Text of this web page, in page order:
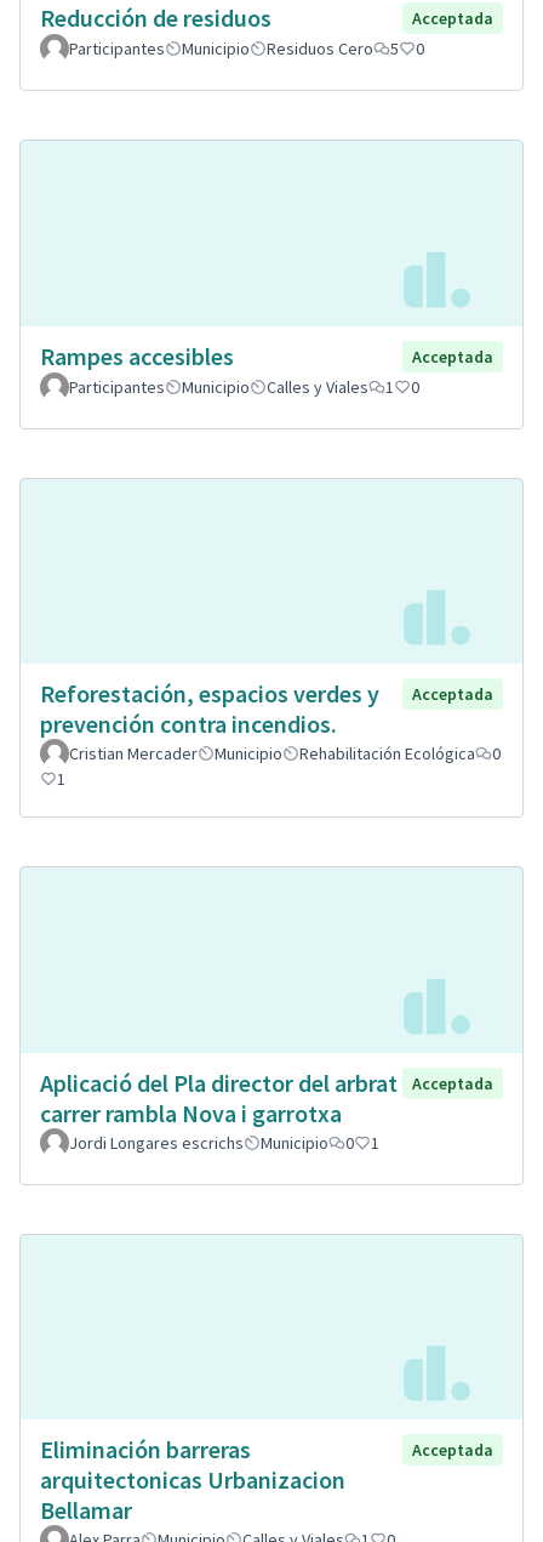
Reducción de residuos
Acceptada
Participantes
Municipio Residuos Cero 5 0
Rampes accesibles
Acceptada
Participantes
Municipio Calles y Viales 1 0
Reforestación, espacios verdes y
prevención contra incendios.
Acceptada
Cristian Mercader Municipio Rehabilitación Ecológica
0
1
Aplicació del Pla director del arbrat
carrer rambla Nova i garrotxa
Acceptada
Jordi Longares escrichs Municipio 0 1
Eliminación barreras
arquitectonicas Urbanizacion
Bellamar
Acceptada